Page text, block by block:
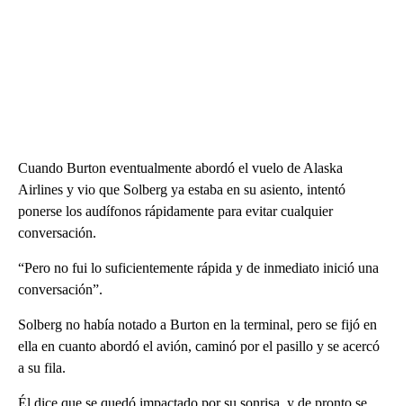
Cuando Burton eventualmente abordó el vuelo de Alaska
Airlines y vio que Solberg ya estaba en su asiento, intentó
ponerse los audífonos rápidamente para evitar cualquier
conversación.
“Pero no fui lo suficientemente rápida y de inmediato inició una
conversación”.
Solberg no había notado a Burton en la terminal, pero se fijó en
ella en cuanto abordó el avión, caminó por el pasillo y se acercó
a su fila.